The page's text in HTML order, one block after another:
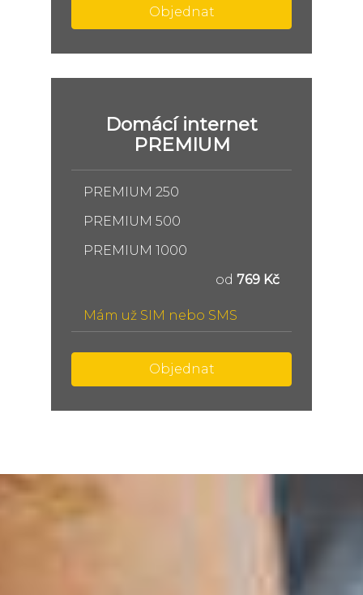
Objednat
Domácí internet
PREMIUM
PREMIUM 250
PREMIUM 500
PREMIUM 1000
od 769 Kč
Mám už SIM nebo SMS
Objednat